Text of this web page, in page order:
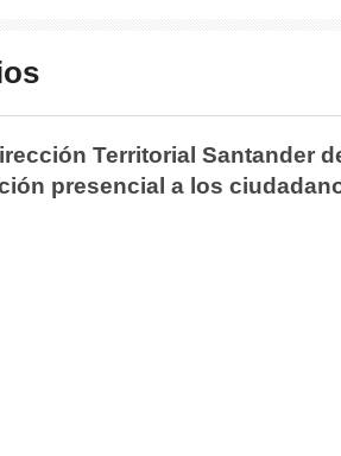
Territorial Santander
presencial a los